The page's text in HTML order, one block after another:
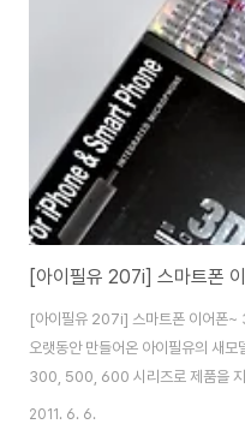
이 합쳐진 모델입니다. 개인적으로
501 시리즈인데요. 고급스러운 유
등 한층 더 강력해진 ..
[아이필유 207i] 스마트폰
[아이필유 207i] 스마트폰 이어폰~
오랫동안 만들어온 아이필유의 새
300, 500, 600 시리즈로 제품을 지
이어폰을 개발하고, 연구하여 소리
2011. 6. 6.